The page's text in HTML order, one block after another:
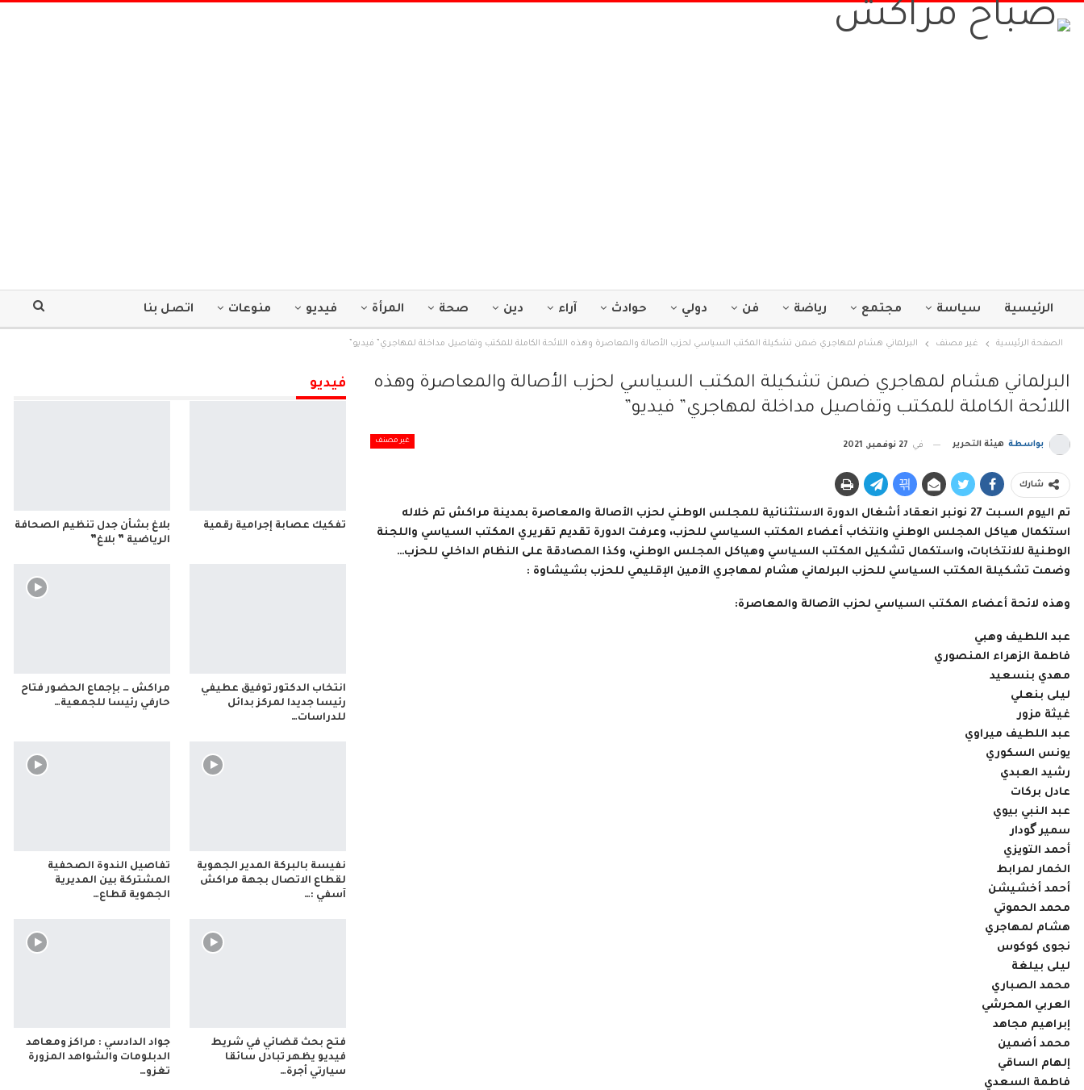
الرئيسية سياسة مجتمع رياضة فن دولي حوادث آراء دين صحة المرأة فيديو منوعات اتصل بنا
الصفحة الرئيسية غير مصنف البرلماني هشام لمهاجري ضمن تشكيلة المكتب السياسي لحزب الأصالة والمعاصرة وهذه اللائحة الكاملة للمكتب وتفاصيل مداخلة لمهاجري” فيديو”
البرلماني هشام لمهاجري ضمن تشكيلة المكتب السياسي لحزب الأصالة والمعاصرة وهذه
اللائحة الكاملة للمكتب وتفاصيل مداخلة لمهاجري” فيديو”
غير مصنف بواسطة هيئة التحرير في 27 نوفمبر, 2021
شارك
تم اليوم السبت 27 نونبر انعقاد أشغال الدورة الاستثنائية للمجلس الوطني لحزب الأصالة والمعاصرة بمدينة مراكش تم خلاله
استكمال هياكل المجلس الوطني وانتخاب أعضاء المكتب السياسي للحزب، وعرفت الدورة تقديم تقريري المكتب السياسي واللجنة
الوطنية للانتخابات، واستكمال تشكيل المكتب السياسي وهياكل المجلس الوطني، وكذا المصادقة على النظام الداخلي للحزب…
وضمت تشكيلة المكتب السياسي للحزب البرلماني هشام لمهاجري الأمين الإقليمي للحزب بشيشاوة :
وهذه لائحة أعضاء المكتب السياسي لحزب الأصالة والمعاصرة:
عبد اللطيف وهبي
فاطمة الزهراء المنصوري
مهدي بنسعيد
ليلى بنعلي
غيثة مزور
عبد اللطيف ميراوي
يونس السكوري
رشيد العبدي
عادل بركات
عبد النبي بيوي
سمير گودار
أحمد التويزي
الخمار لمرابط
أحمد أخشيشن
محمد الحموتي
هشام لمهاجري
نجوى كوكوس
ليلى بيلغة
محمد الصباري
العربي المحرشي
إبراهيم مجاهد
محمد أضمين
إلهام الساقي
فاطمة السعدي
فيديو
تفكيك عصابة إجرامية رقمية
بلاغ بشأن جدل تنظيم الصحافة
الرياضية ” بلاغ”
انتخاب الدكتور توفيق عطيفي
رئيسا جديدا لمركز بدائل
للدراسات…
مراكش … بإجماع الحضور فتاح
حارفي رئيسا للجمعية…
نفيسة بالبركة المدير الجهوية
لقطاع الاتصال بجهة مراكش
آسفي :…
تفاصيل الندوة الصحفية
المشتركة بين المديرية
الجهوية قطاع…
فتح بحث قضائي في شريط
فيديو يظهر تبادل سائقا
سيارتي أجرة…
جواد الدادسي : مراكز ومعاهد
الدبلومات والشواهد المزورة
تغزو…